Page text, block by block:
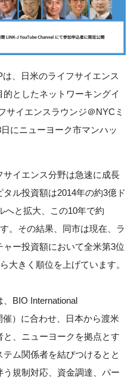
は、日米のライフサイエンス
としたネットワーキングイ
サイエンスラウンジ＠NYCミ
にニューヨーク市マンハッ
イエンス分野は急速に成長
ル投資額は2014年の約3億ド
へと拡大、この10年で約
。その結果、同市は現在、ラ
ー投資額において全米第3位
大きく順位を上げています。
BIO International
）に合わせ、日本から渡米
、ニューヨークを拠点とす
ム関係者を結びつけるとと
規制対応、資金調達、パー